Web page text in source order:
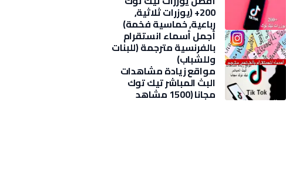
200+ (يوزرات ثلاثية,
رباعية, خماسية فخمة)
2025
أجمل أسماء انستقرام
بالفرنسية مترجمة (للبنات
وللشباب)
مواقع زيادة مشاهدات
البث المباشر تيك توك
مجانا (1500 مشاهد